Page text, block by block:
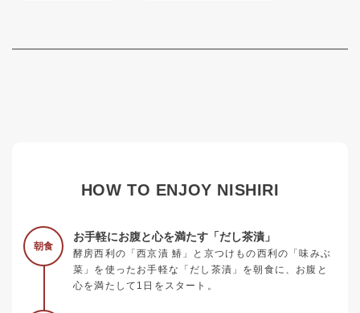
HOW TO ENJOY NISHIRI
朝食
お手軽にお腹と心を満たす「だし茶漬」
酵房西利の「西京漬 鰆」と京つけもの西利の「味みぶ
菜」を使ったお手軽な「だし茶漬」を朝食に、お腹と
心を満たして1日をスタート。